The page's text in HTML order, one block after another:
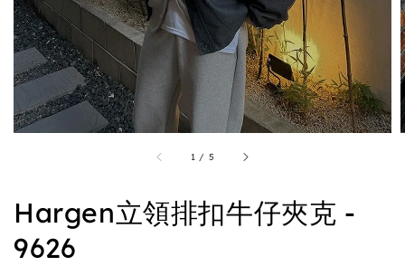
1 / 5
Hargen立領排扣牛仔夾克 -
9626